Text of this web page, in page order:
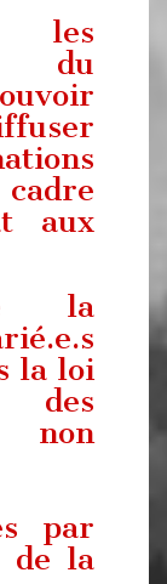
les
du
cadre
aux
la
la loi
des
par
de la